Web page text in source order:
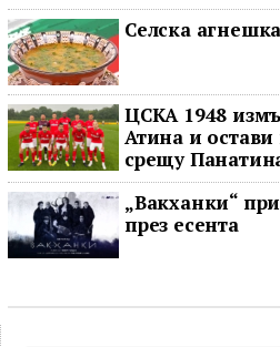
Селска
ЦСКА 1948
Атина и
срещу
„Вакханки“
през есента